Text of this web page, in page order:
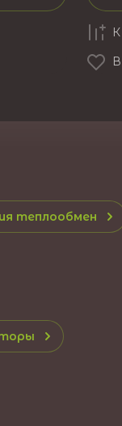
теплообмен